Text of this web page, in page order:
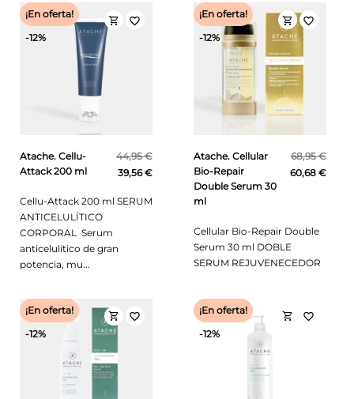
Atache. Cellu-
Attack 200 ml
44,95 €
39,56 €
Cellu-Attack 200 ml SERUM
ANTICELULÍTICO
CORPORAL Serum
anticelulítico de gran
potencia, mu...
shopping_cart
¡En oferta!
-12%
favorite_border
Atache. Cellular
Bio-Repair
Double Serum 30
ml
68,95 €
60,68 €
Cellular Bio-Repair Double
Serum 30 ml DOBLE
SERUM REJUVENECEDOR
shopping_cart
¡En oferta!
-12%
favorite_border
shopping_cart
¡En oferta!
-12%
favorite_border shopping_cart
¡En oferta!
-12%
favorite_border